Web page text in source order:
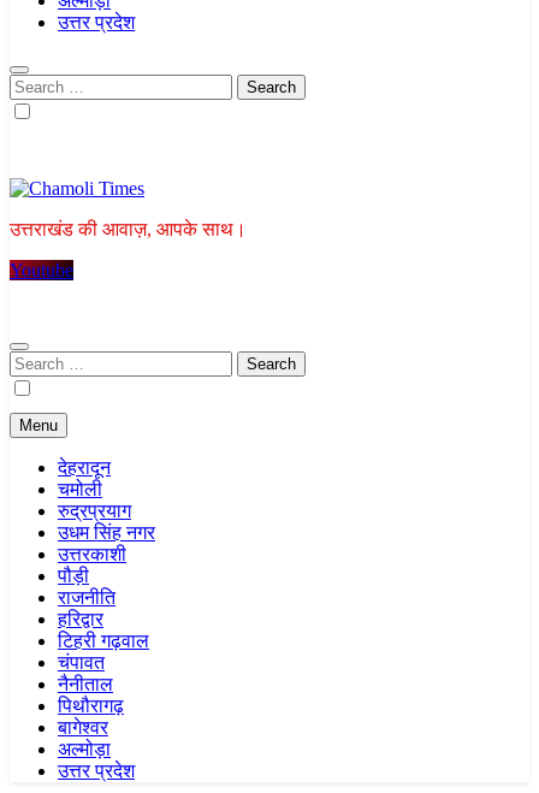
उत्तर प्रदेश
Search
for:
Chamoli Times
उत्तराखंड की आवाज़, आपके साथ।
Youtube
Search
for:
Menu
देहरादून
चमोली
रुद्रप्रयाग
उधम सिंह नगर
उत्तरकाशी
पौड़ी
राजनीति
हरिद्वार
टिहरी गढ़वाल
चंपावत
नैनीताल
पिथौरागढ़
बागेश्वर
अल्मोड़ा
उत्तर प्रदेश